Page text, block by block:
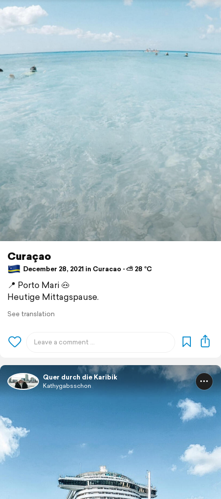
Curaçao
December 28, 2021 in Curacao ⋅ ⛅ 28 °C
📍 Porto Mari 🐽
Heutige Mittagspause.
See translation
Quer durch die Karibik
Kathygabsschon